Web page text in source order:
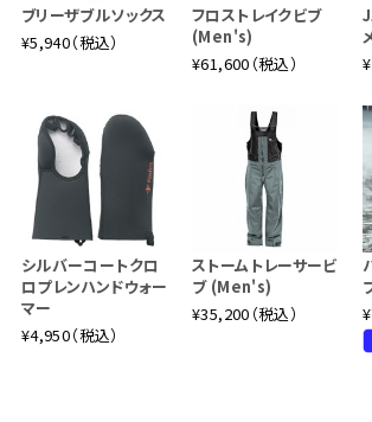
ブリーザブルソックス
¥5,940（税込）
フロストレイクビブ
(Men's)
¥61,600（税込）
シルバーコートクロ
ロプレンハンドウォー
マー
¥4,950（税込）
ストームトレーサービ
ブ (Men's)
¥35,200（税込）